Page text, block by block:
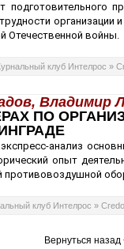
организации
Отечественной войны.
клуб Интелрос »
Владимир
ПО
анализ
опыт
противовоздушной
клуб Интелрос »
Вернуться назад